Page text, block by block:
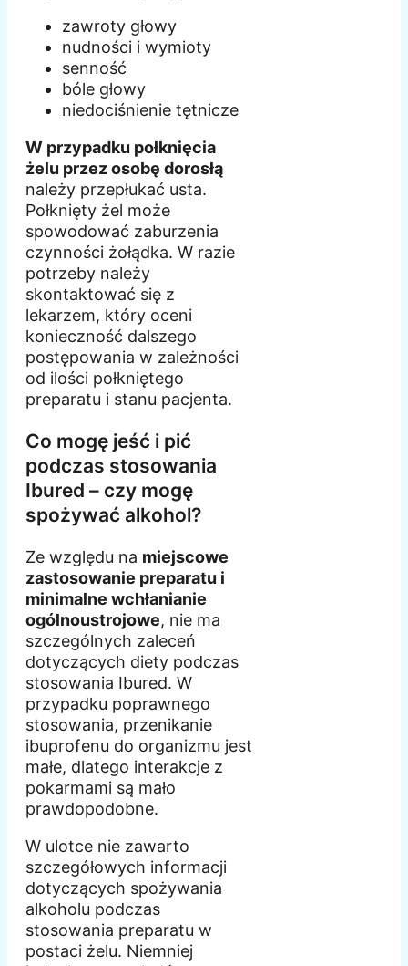
zawroty głowy
nudności i wymioty
senność
bóle głowy
niedociśnienie tętnicze
W przypadku połknięcia
żelu przez osobę dorosłą
należy przepłukać usta.
Połknięty żel może
spowodować zaburzenia
czynności żołądka. W razie
potrzeby należy
skontaktować się z
lekarzem, który oceni
konieczność dalszego
postępowania w zależności
od ilości połkniętego
preparatu i stanu pacjenta.
Co mogę jeść i pić
podczas stosowania
Ibured – czy mogę
spożywać alkohol?
Ze względu na miejscowe
zastosowanie preparatu i
minimalne wchłanianie
ogólnoustrojowe, nie ma
szczególnych zaleceń
dotyczących diety podczas
stosowania Ibured. W
przypadku poprawnego
stosowania, przenikanie
ibuprofenu do organizmu jest
małe, dlatego interakcje z
pokarmami są mało
prawdopodobne.
W ulotce nie zawarto
szczegółowych informacji
dotyczących spożywania
alkoholu podczas
stosowania preparatu w
postaci żelu. Niemniej